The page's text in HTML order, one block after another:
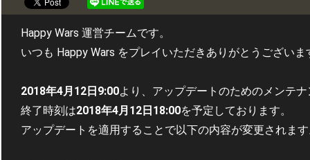
Happy Wars 運営チームです。
いつも Happy Wars をプレイいただきありがとうございま
2018年4月12日9:00より、アップデートのためのメンテ
終了時刻は2018年4月12日18:00を予定しております。
アップデートを適用することで以下の内容が変更されま